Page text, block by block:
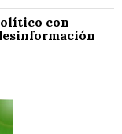
con